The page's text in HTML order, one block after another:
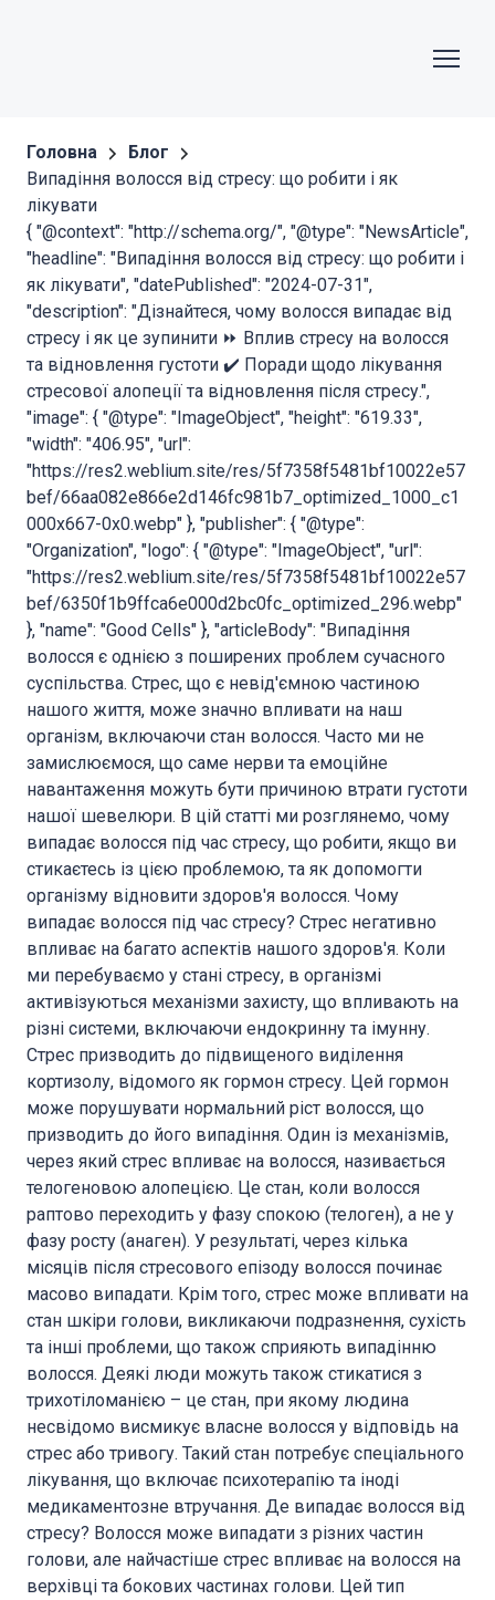
Головна
Блог
Випадіння волосся від стресу: що робити і як
лікувати
{ "@context": "http://schema.org/", "@type": "NewsArticle",
"headline": "Випадіння волосся від стресу: що робити і
як лікувати", "datePublished": "2024-07-31",
"description": "Дізнайтеся, чому волосся випадає від
стресу і як це зупинити ⏩ Вплив стресу на волосся
та відновлення густоти ✔️ Поради щодо лікування
стресової алопеції та відновлення після стресу.",
"image": { "@type": "ImageObject", "height": "619.33",
"width": "406.95", "url":
"https://res2.weblium.site/res/5f7358f5481bf10022e57
bef/66aa082e866e2d146fc981b7_optimized_1000_c1
000x667-0x0.webp" }, "publisher": { "@type":
"Organization", "logo": { "@type": "ImageObject", "url":
"https://res2.weblium.site/res/5f7358f5481bf10022e57
bef/6350f1b9ffca6e000d2bc0fc_optimized_296.webp"
}, "name": "Good Cells" }, "articleBody": "Випадіння
волосся є однією з поширених проблем сучасного
суспільства. Стрес, що є невід'ємною частиною
нашого життя, може значно впливати на наш
організм, включаючи стан волосся. Часто ми не
замислюємося, що саме нерви та емоційне
навантаження можуть бути причиною втрати густоти
нашої шевелюри. В цій статті ми розглянемо, чому
випадає волосся під час стресу, що робити, якщо ви
стикаєтесь із цією проблемою, та як допомогти
організму відновити здоров'я волосся. Чому
випадає волосся під час стресу? Стрес негативно
впливає на багато аспектів нашого здоров'я. Коли
ми перебуваємо у стані стресу, в організмі
активізуються механізми захисту, що впливають на
різні системи, включаючи ендокринну та імунну.
Стрес призводить до підвищеного виділення
кортизолу, відомого як гормон стресу. Цей гормон
може порушувати нормальний ріст волосся, що
призводить до його випадіння. Один із механізмів,
через який стрес впливає на волосся, називається
телогеновою алопецією. Це стан, коли волосся
раптово переходить у фазу спокою (телоген), а не у
фазу росту (анаген). У результаті, через кілька
місяців після стресового епізоду волосся починає
масово випадати. Крім того, стрес може впливати на
стан шкіри голови, викликаючи подразнення, сухість
та інші проблеми, що також сприяють випадінню
волосся. Деякі люди можуть також стикатися з
трихотіломанією – це стан, при якому людина
несвідомо висмикує власне волосся у відповідь на
стрес або тривогу. Такий стан потребує спеціального
лікування, що включає психотерапію та іноді
медикаментозне втручання. Де випадає волосся від
стресу? Волосся може випадати з різних частин
голови, але найчастіше стрес впливає на волосся на
верхівці та бокових частинах голови. Цей тип